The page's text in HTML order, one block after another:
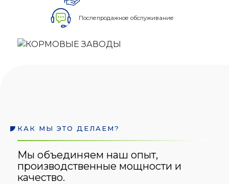
Послепродажное обслуживание
КАК МЫ ЭТО ДЕЛАЕМ?
Мы объединяем наш опыт,
производственные мощности и
качество.